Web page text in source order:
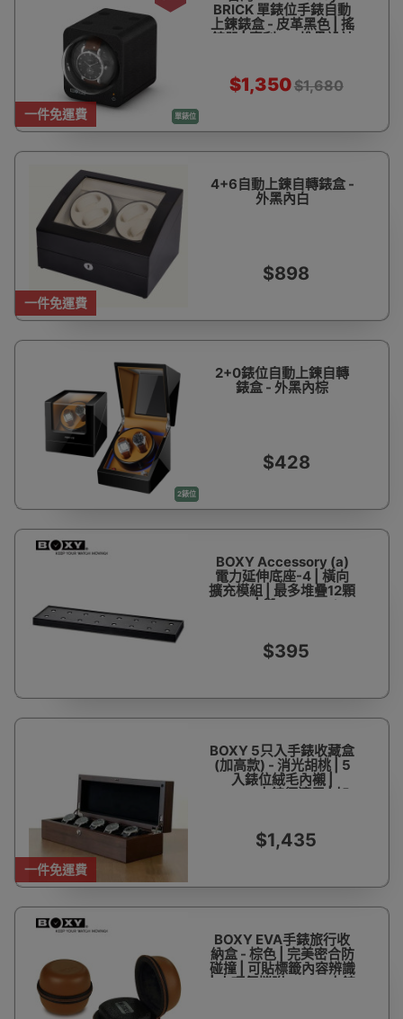
一件免運費 單錶位
BRICK 單錶位手錶自動
上鍊錶盒 - 皮革黑色 | 搖
錶器 | 專利DIY堆疊設計
一年保用
$1,350$1,680
一件免運費
4+6自動上鍊自轉錶盒 -
外黑內白
$898
2錶位
2+0錶位自動上鍊自轉
錶盒 - 外黑內棕
$428
BOXY Accessory (a)
電力延伸底座-4 | 橫向
擴充模組 | 最多堆疊12顆
BRICK | 與Fancy Brick
$395
一件免運費
BOXY 5只入手錶收藏盒
(加高款) - 消光胡桃 | 5
入錶位絨毛內襯 |
52mm大錶徑適用 | 加
$1,435
BOXY EVA手錶旅行收
納盒 - 棕色 | 完美密合防
碰撞 | 可貼標籤內容辨識
| 小巧便攜附60mm大錶